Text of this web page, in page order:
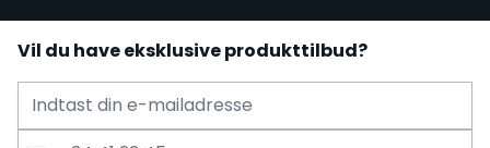
Vil du have eksklusive produkttilbud?